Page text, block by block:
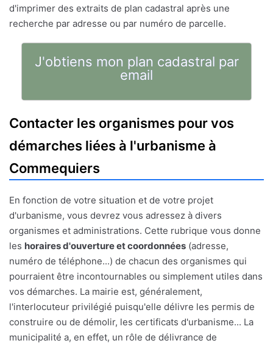
d'imprimer des extraits de plan cadastral après une
recherche par adresse ou par numéro de parcelle.
J'obtiens mon plan cadastral par
email
Contacter les organismes pour vos
démarches liées à l'urbanisme à
Commequiers
En fonction de votre situation et de votre projet
d'urbanisme, vous devrez vous adressez à divers
organismes et administrations. Cette rubrique vous donne
les horaires d'ouverture et coordonnées (adresse,
numéro de téléphone...) de chacun des organismes qui
pourraient être incontournables ou simplement utiles dans
vos démarches. La mairie est, généralement,
l'interlocuteur privilégié puisqu'elle délivre les permis de
construire ou de démolir, les certificats d'urbanisme... La
municipalité a, en effet, un rôle de délivrance de